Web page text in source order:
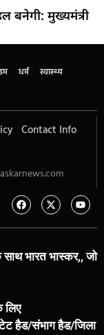
बनेगी: मुख्यमंत्री
धर्म
स्वास्थ्य
Contact Info
भारत भास्कर,, जो
हैड/संभाग हैड/जिला